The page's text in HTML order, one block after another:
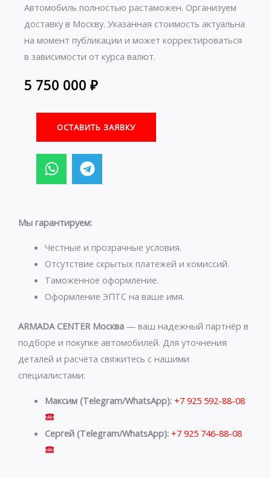
Автомобиль полностью растаможен. Организуем
доставку в Москву. Указанная стоимость актуальна
на момент публикации и может корректироваться
в зависимости от курса валют.
5 750 000 ₽
ОСТАВИТЬ ЗАЯВКУ
W
h
a
s
p
p
T
e
l
g
a
m
Мы гарантируем:
Честные и прозрачные условия.
Отсутствие скрытых платежей и комиссий.
Таможенное оформление.
Оформление ЭПТС на ваше имя.
ARMADA CENTER Москва — ваш надежный партнёр в
подборе и покупке автомобилей. Для уточнения
деталей и расчёта свяжитесь с нашими
специалистами:
Максим (Telegram/WhatsApp): +7 925 592-88-08
Сергей (Telegram/WhatsApp): +7 925 746-88-08